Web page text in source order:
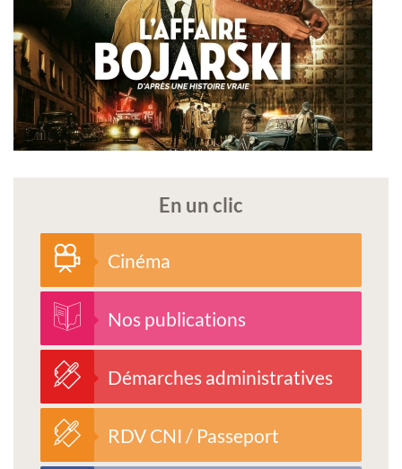
En un clic
Cinéma
Nos publications
Démarches administratives
RDV CNI / Passeport